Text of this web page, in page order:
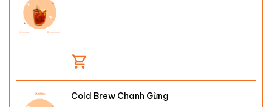
Cold Brew Chanh Gừng